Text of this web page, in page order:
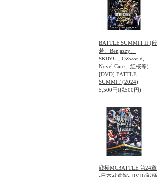
BATTLE SUMMIT II (般
若、Benjazzy、
SKRYU、OZworld、
Novel Core、紅桜等）
[DVD] BATTLE
SUMMIT (2024)
5,500円(税500円)
戦極MCBATTLE 第24章
-日本武道館- DVD (戦極